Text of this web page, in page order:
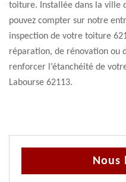
toiture. Installée dans la ville
pouvez compter sur notre
inspection de votre toiture
réparation, de rénovation ou
renforcer l’étanchéité de
Labourse 62113.
Nous